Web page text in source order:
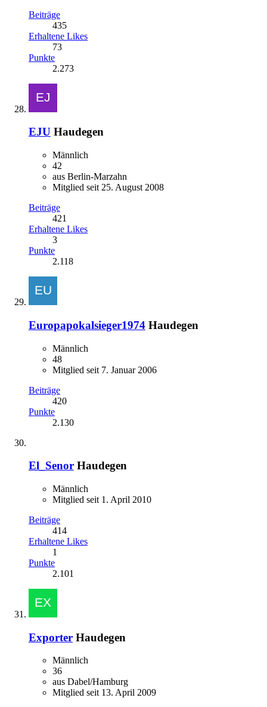
Beiträge
435
Erhaltene Likes
73
Punkte
2.273
EJU Haudegen
Männlich
42
aus Berlin-Marzahn
Mitglied seit 25. August 2008
Beiträge
421
Erhaltene Likes
3
Punkte
2.118
Europapokalsieger1974 Haudegen
Männlich
48
Mitglied seit 7. Januar 2006
Beiträge
420
Punkte
2.130
El_Senor Haudegen
Männlich
Mitglied seit 1. April 2010
Beiträge
414
Erhaltene Likes
1
Punkte
2.101
Exporter Haudegen
Männlich
36
aus Dabel/Hamburg
Mitglied seit 13. April 2009